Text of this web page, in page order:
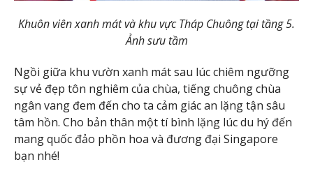
Khuôn viên xanh mát và khu vực Tháp Chuông tại tầng 5.
Ảnh sưu tầm
Ngồi giữa khu vườn xanh mát sau lúc chiêm ngưỡng
sự vẻ đẹp tôn nghiêm của chùa, tiếng chuông chùa
ngân vang đem đến cho ta cảm giác an lặng tận sâu
tâm hồn. Cho bản thân một tí bình lặng lúc du hý đến
mang quốc đảo phồn hoa và đương đại Singapore
bạn nhé!